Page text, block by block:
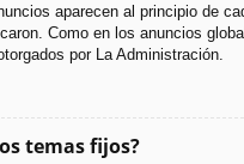
aparecen al principio de
Como en los anuncios
por La Administración.
temas fijos?